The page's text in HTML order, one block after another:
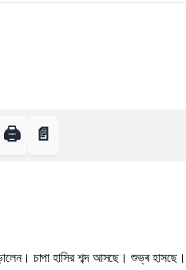
🖨️ 📄
চাপা হাসির শব্দ আসছে। শুভ্ৰ